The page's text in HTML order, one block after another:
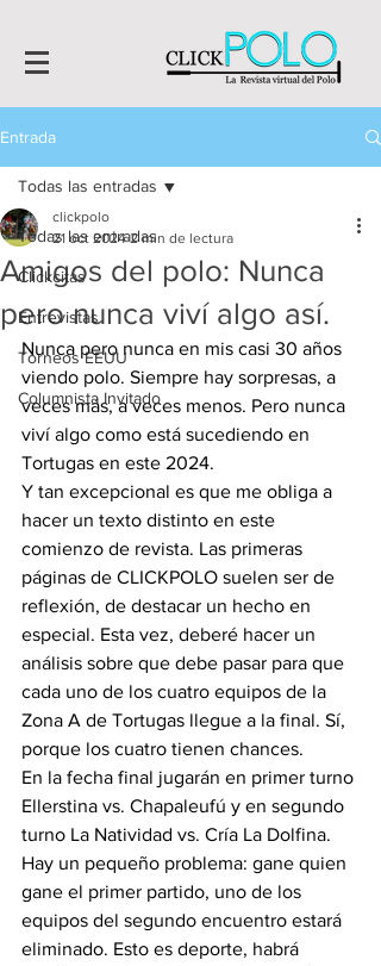
Entrada
Todas las entradas
Clickcitas
Entrevistas
Torneos EEUU
Columnista Invitado
Todas las entradas
Amigos del polo: Nunca
pero nunca viví algo así.
clickpolo
21 oct 2024 2 min de lectura
Nunca pero nunca en mis casi 30 años
viendo polo. Siempre hay sorpresas, a
veces más, a veces menos. Pero nunca
viví algo como está sucediendo en
Tortugas en este 2024.
Y tan excepcional es que me obliga a
hacer un texto distinto en este
comienzo de revista. Las primeras
páginas de CLICKPOLO suelen ser de
reflexión, de destacar un hecho en
especial. Esta vez, deberé hacer un
análisis sobre que debe pasar para que
cada uno de los cuatro equipos de la
Zona A de Tortugas llegue a la final. Sí,
porque los cuatro tienen chances.
En la fecha final jugarán en primer turno
Ellerstina vs. Chapaleufú y en segundo
turno La Natividad vs. Cría La Dolfina.
Hay un pequeño problema: gane quien
gane el primer partido, uno de los
equipos del segundo encuentro estará
eliminado. Esto es deporte, habrá